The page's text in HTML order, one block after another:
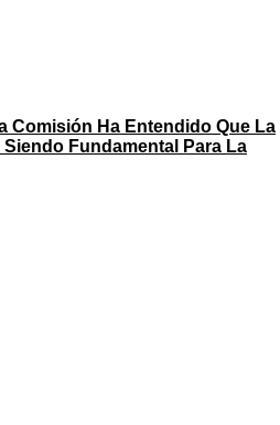
Comisión Ha Entendido Que La
Fundamental Para La